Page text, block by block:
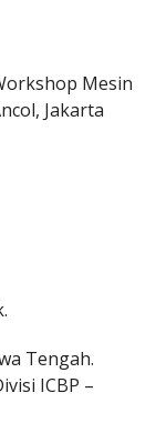
Mesin
Jakarta
Tengah.
ICBP –